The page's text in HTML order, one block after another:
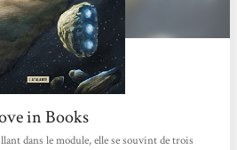
in Books
dans le module, elle se souvint de trois